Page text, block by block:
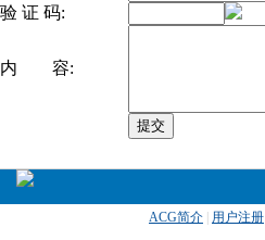
验 证 码:
内 容:
ACG简介 用户注册